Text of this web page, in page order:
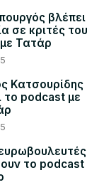
βλέπει
σε κριτές του
Τατάρ
Κατσουρίδης
το podcast με
το podcast